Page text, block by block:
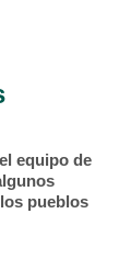
equipo de
pueblos